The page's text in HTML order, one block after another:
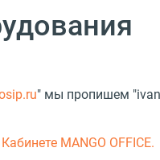
" мы пропишем
MANGO OFFICE.